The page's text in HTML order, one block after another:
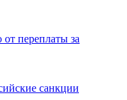
переплаты за
санкции